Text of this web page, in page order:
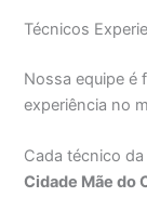
Técnicos
Nossa equipe é
experiência no
Cada técnico
Cidade Mãe do